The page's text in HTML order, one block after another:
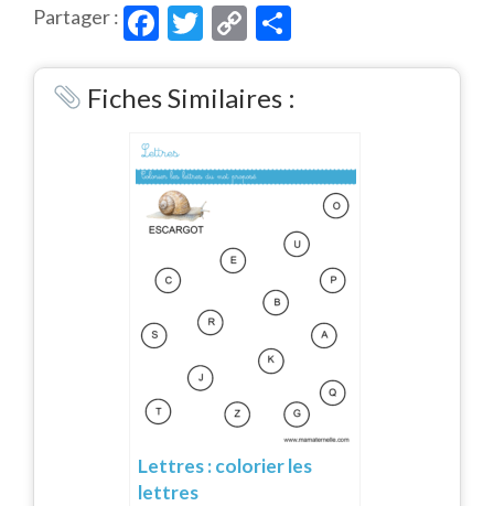
Partager : Facebook
Twitter
Copy
Link
Fiches Similaires :
Lettres : colorier les
lettres